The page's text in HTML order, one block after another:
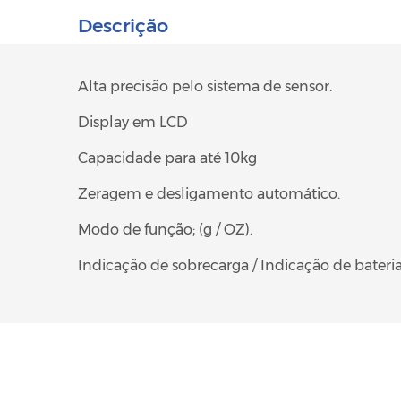
Descrição
Alta precisão pelo sistema de sensor.
Display em LCD
Capacidade para até 10kg
Zeragem e desligamento automático.
Modo de função; (g / OZ).
Indicação de sobrecarga / Indicação de